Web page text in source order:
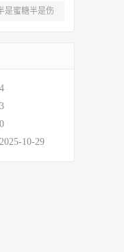
云资源 (2)
是蜜糖半是伤
4
3
0
2025-10-29